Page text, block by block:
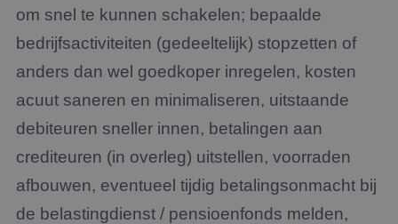
om snel te kunnen schakelen; bepaalde
bedrijfsactiviteiten (gedeeltelijk) stopzetten of
anders dan wel goedkoper inregelen, kosten
acuut saneren en minimaliseren, uitstaande
debiteuren sneller innen, betalingen aan
crediteuren (in overleg) uitstellen, voorraden
afbouwen, eventueel tijdig betalingsonmacht bij
de belastingdienst / pensioenfonds melden,